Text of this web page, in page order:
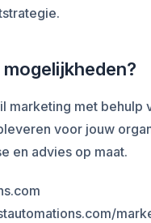
marketing met behulp
voor jouw
en advies op maat.